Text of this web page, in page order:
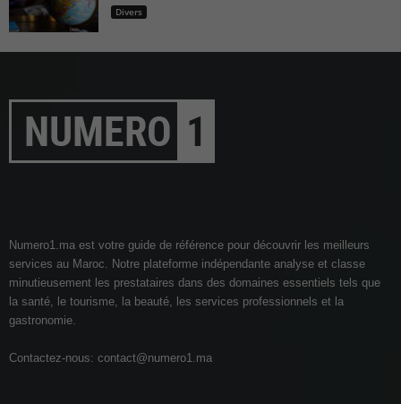
Divers
Numero1.ma est votre guide de référence pour découvrir les meilleurs
services au Maroc. Notre plateforme indépendante analyse et classe
minutieusement les prestataires dans des domaines essentiels tels que
la santé, le tourisme, la beauté, les services professionnels et la
gastronomie.
Contactez-nous: contact@numero1.ma